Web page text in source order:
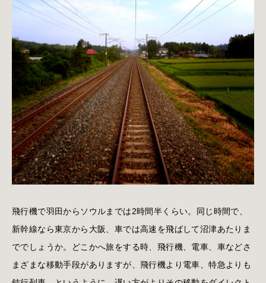
飛行機で羽田からソウルまでは2時間半くらい。同じ時間で、
新幹線なら東京から大阪、車では高速を飛ばして沼津あたりま
ででしょうか。どこかへ旅をする時、飛行機、電車、車などさ
まざまな移動手段がありますが、飛行機より電車、特急よりも